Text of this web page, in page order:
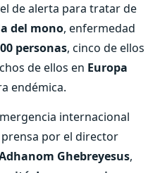
de alerta para tratar de
del mono, enfermedad
personas, cinco de ellos
de ellos en Europa
endémica.
internacional
por el director
Ghebreyesus,